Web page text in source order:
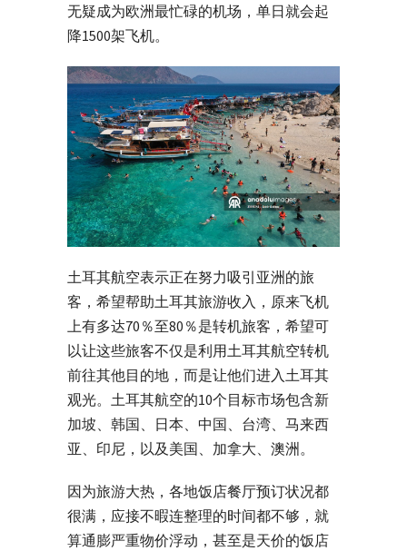
无疑成为欧洲最忙碌的机场，单日就会起
降1500架飞机。
土耳其航空表示正在努力吸引亚洲的旅
客，希望帮助土耳其旅游收入，原来飞机
上有多达70％至80％是转机旅客，希望可
以让这些旅客不仅是利用土耳其航空转机
前往其他目的地，而是让他们进入土耳其
观光。土耳其航空的10个目标市场包含新
加坡、韩国、日本、中国、台湾、马来西
亚、印尼，以及美国、加拿大、澳洲。
因为旅游大热，各地饭店餐厅预订状况都
很满，应接不暇连整理的时间都不够，就
算通膨严重物价浮动，甚至是天价的饭店